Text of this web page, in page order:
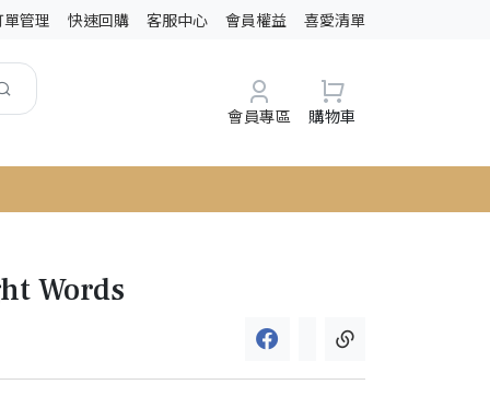
單管理 快速回購 客服中心 會員權益 喜愛清單
會員專區 購物車
Words